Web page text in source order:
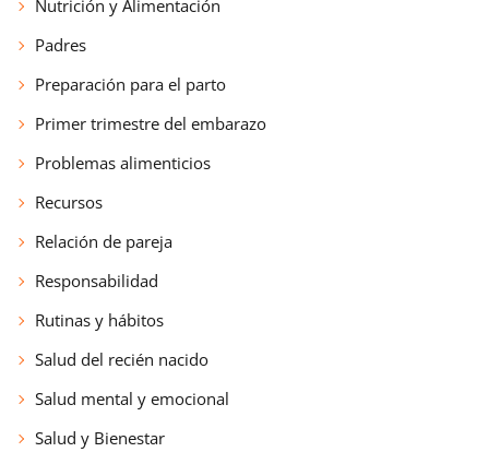
Nutrición y Alimentación
Padres
Preparación para el parto
Primer trimestre del embarazo
Problemas alimenticios
Recursos
Relación de pareja
Responsabilidad
Rutinas y hábitos
Salud del recién nacido
Salud mental y emocional
Salud y Bienestar